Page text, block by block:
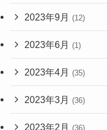
2023年9月 (12)
2023年6月 (1)
2023年4月 (35)
2023年3月 (36)
2023年2月 (36)